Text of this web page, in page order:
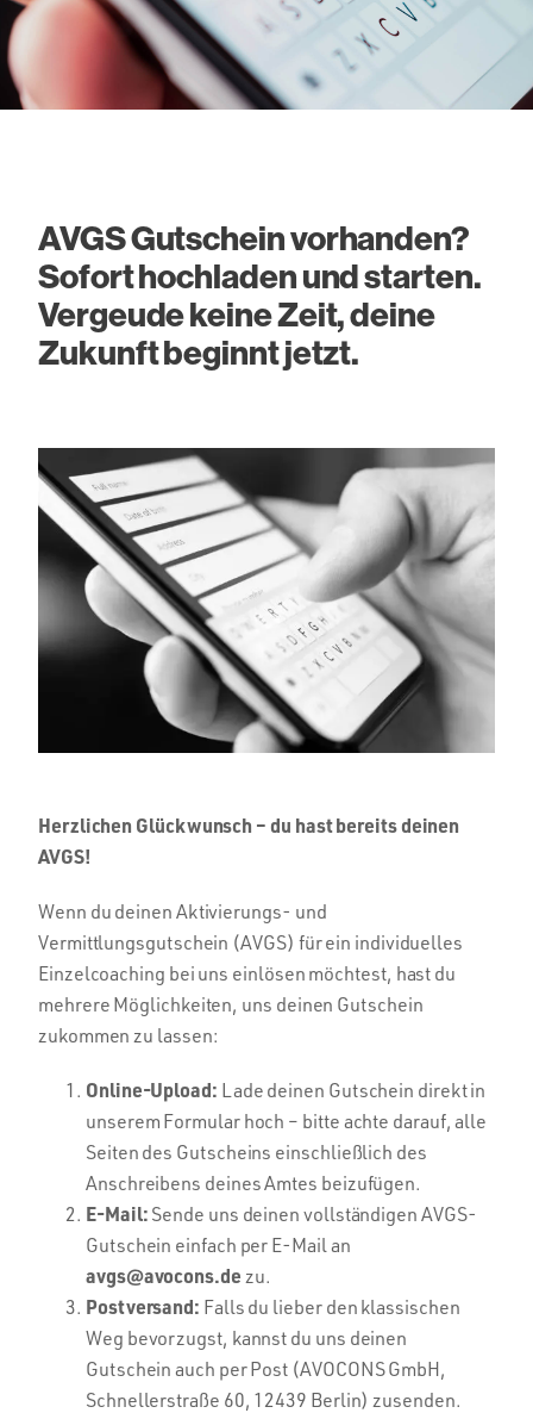
AVGS Gutschein vorhanden?
Sofort hochladen und starten.
Vergeude keine Zeit, deine
Zukunft beginnt jetzt.
Herzlichen Glückwunsch – du hast bereits deinen
AVGS!
Wenn du deinen Aktivierungs- und
Vermittlungsgutschein (AVGS) für ein individuelles
Einzelcoaching bei uns einlösen möchtest, hast du
mehrere Möglichkeiten, uns deinen Gutschein
zukommen zu lassen:
Online-Upload: Lade deinen Gutschein direkt in
unserem Formular hoch – bitte achte darauf, alle
Seiten des Gutscheins einschließlich des
Anschreibens deines Amtes beizufügen.
E-Mail: Sende uns deinen vollständigen AVGS-
Gutschein einfach per E-Mail an
avgs@avocons.de zu.
Postversand: Falls du lieber den klassischen
Weg bevorzugst, kannst du uns deinen
Gutschein auch per Post (AVOCONS GmbH,
Schnellerstraße 60, 12439 Berlin) zusenden.